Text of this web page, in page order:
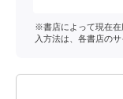
※書店によって現在在
入方法は、各書店の